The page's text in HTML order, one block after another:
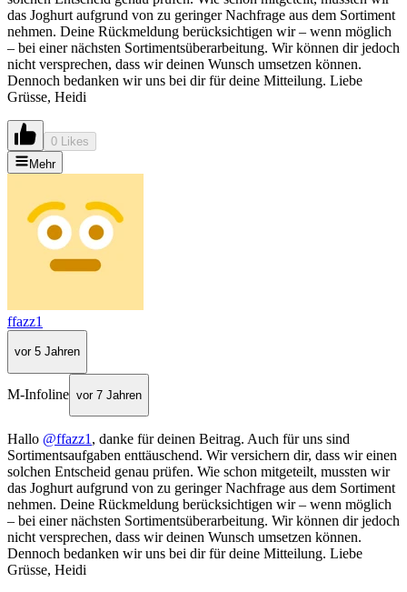
das Joghurt aufgrund von zu geringer Nachfrage aus dem Sortiment
nehmen. Deine Rückmeldung berücksichtigen wir – wenn möglich
– bei einer nächsten Sortimentsüberarbeitung. Wir können dir jedoch
nicht versprechen, dass wir deinen Wunsch umsetzen können.
Dennoch bedanken wir uns bei dir für deine Mitteilung. Liebe
Grüsse, Heidi
0 Likes
Mehr
ffazz1
vor 5 Jahren
M-Infoline vor 7 Jahren
Hallo @ffazz1, danke für deinen Beitrag. Auch für uns sind
Sortimentsaufgaben enttäuschend. Wir versichern dir, dass wir einen
solchen Entscheid genau prüfen. Wie schon mitgeteilt, mussten wir
das Joghurt aufgrund von zu geringer Nachfrage aus dem Sortiment
nehmen. Deine Rückmeldung berücksichtigen wir – wenn möglich
– bei einer nächsten Sortimentsüberarbeitung. Wir können dir jedoch
nicht versprechen, dass wir deinen Wunsch umsetzen können.
Dennoch bedanken wir uns bei dir für deine Mitteilung. Liebe
Grüsse, Heidi